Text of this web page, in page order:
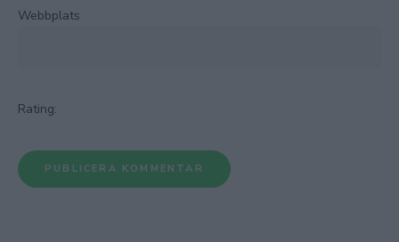
Webbplats
Rating: